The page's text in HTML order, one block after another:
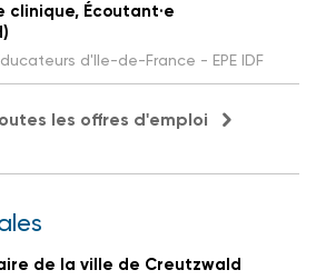
clinique, Écoutant·e
d'Ile-de-France - EPE IDF
les offres d'emploi
de la ville de Creutzwald